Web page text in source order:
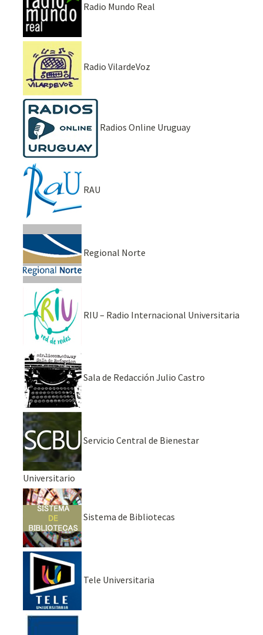
Radio Mundo Real
Radio VilardeVoz
Radios Online Uruguay
RAU
Regional Norte
RIU – Radio Internacional Universitaria
Sala de Redacción Julio Castro
Servicio Central de Bienestar
Universitario
Sistema de Bibliotecas
Tele Universitaria